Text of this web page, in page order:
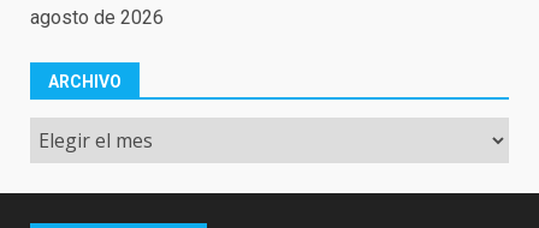
agosto de 2026
ARCHIVO
Archivo